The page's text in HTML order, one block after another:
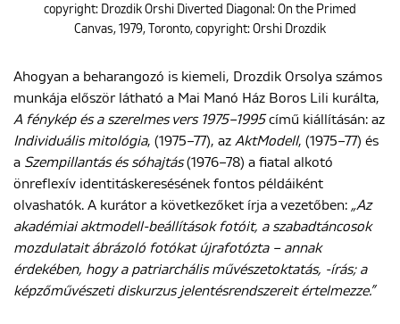
copyright: Drozdik Orshi Diverted Diagonal: On the Primed
Canvas, 1979, Toronto, copyright: Orshi Drozdik
Ahogyan a beharangozó is kiemeli, Drozdik Orsolya számos
munkája először látható a Mai Manó Ház Boros Lili kurálta,
A fénykép és a szerelmes vers 1975–1995című kiállításán: az
Individuális mitológia, (1975–77), az AktModell, (1975–77) és
a Szempillantás és sóhajtás(1976–78) a fiatal alkotó
önreflexív identitáskeresésének fontos példáiként
olvashatók. A kurátor a következőket írja a vezetőben: „Az
akadémiai aktmodell-beállítások fotóit, a szabadtáncosok
mozdulatait ábrázoló fotókat újrafotózta – annak
érdekében, hogy a patriarchális művészetoktatás, -írás; a
képzőművészeti diskurzus jelentésrendszereit értelmezze.”